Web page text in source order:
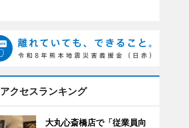
アクセスランキング
大丸心斎橋店で「従業員向